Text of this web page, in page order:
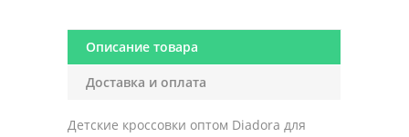
Описание товара
Доставка и оплата
Детские кроссовки оптом Diadora для